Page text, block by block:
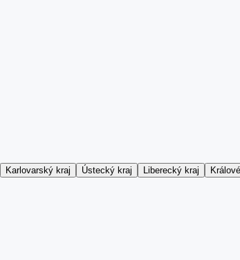
Karlovarský kraj Ústecký kraj Liberecký kraj